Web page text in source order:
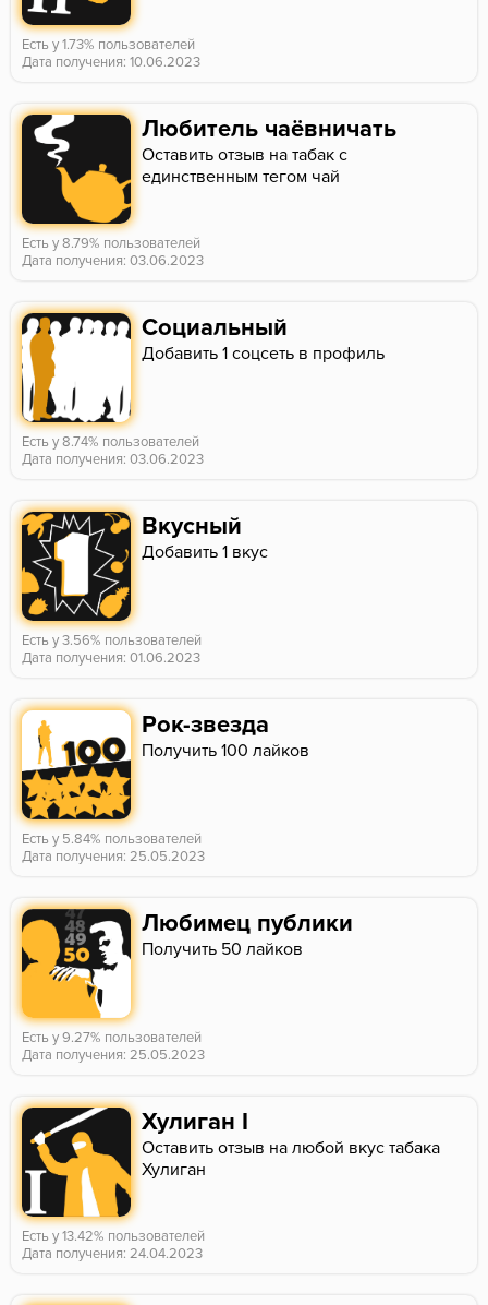
Есть у 1.73% пользователей
Дата получения: 10.06.2023
Любитель чаёвничать
Оставить отзыв на табак с
единственным тегом чай
Есть у 8.79% пользователей
Дата получения: 03.06.2023
Социальный
Добавить 1 соцсеть в профиль
Есть у 8.74% пользователей
Дата получения: 03.06.2023
Вкусный
Добавить 1 вкус
Есть у 3.56% пользователей
Дата получения: 01.06.2023
Рок-звезда
Получить 100 лайков
Есть у 5.84% пользователей
Дата получения: 25.05.2023
Любимец публики
Получить 50 лайков
Есть у 9.27% пользователей
Дата получения: 25.05.2023
Хулиган I
Оставить отзыв на любой вкус табака
Хулиган
Есть у 13.42% пользователей
Дата получения: 24.04.2023